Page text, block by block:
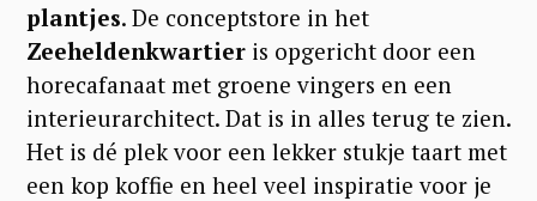
plantjes. De conceptstore in het
Zeeheldenkwartier is opgericht door een
horecafanaat met groene vingers en een
interieurarchitect. Dat is in alles terug te zien.
Het is dé plek voor een lekker stukje taart met
een kop koffie en heel veel inspiratie voor je